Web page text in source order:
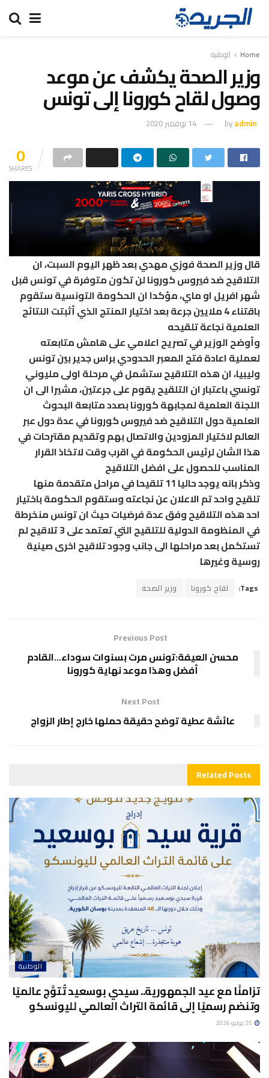
Home الوطنية
وزير الصحة يكشف عن موعد
وصول لقاح كورونا إلى تونس
byadmin 14 نوفمبر 2020
0
SHARES
قال وزير الصحة فوزي مهدي بعد ظهر اليوم السبت، ان
التلاقيح ضد فيروس كورونا لن تكون متوفرة في تونس قبل
شهر افريل او ماي، مؤكدا ان الحكومة التونسية ستقوم
باقتناء 4 ملايين جرعة بعد اختيار المنتج الذي أثبتت النتائج
العلمية نجاعة تلقيحه
وأوضح الوزير في تصريح اعلامي على هامش متابعته
لعملية اعادة فتح المعبر الحدودي براس جدير بين تونس
وليبيا، ان هذه التلاقيح ستشمل في مرحلة اولى مليوني
تونسي باعتبار ان التلقيح يقوم على جرعتين، مشيرا الى ان
اللجنة العلمية لمجابهة كورونا بصدد متابعة البحوث
العلمية حول التلاقيح ضد فيروس كورونا في عدة دول عبر
العالم لاختيار المزودين والاتصال بهم وتقديم مقترحات في
هذا الشان لرئيس الحكومة في اقرب وقت لاتخاذ القرار
المناسب للحصول على افضل التلاقيح
وذكر بانه يوجد حاليا 11 تلقيحا في مراحل متقدمة منها
تلقيح واحد تم الاعلان عن نجاعته وستقوم الحكومة باختيار
احد هذه التلاقيح وفق عدة فرضيات حيث ان تونس منخرطة
في المنظومة الدولية للتلقيح التي تعتمد على 3 تلاقيح لم
تستكمل بعد مراحلها الى جانب وجود تلاقيح اخرى صينية
روسية وغيرها
Tags: لقاح كورونا وزير الصحة
Previous Post
محسن العيفة:تونس مرت بسنوات سوداء…القادم
أفضل وهذا موعد نهاية كورونا
Next Post
عائشة عطية توضح حقيقة حملها خارج إطار الزواج
RelatedPosts
الوطنية
تزامنًا مع عيد الجمهورية.. سيدي بوسعيد تُتوَّج عالميًا
وتنضم رسميًا إلى قائمة التراث العالمي لليونسكو